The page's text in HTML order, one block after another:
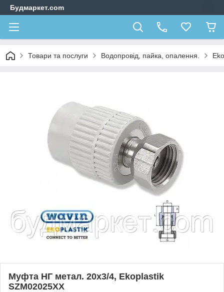
Будмаркет.com
Товари та послуги Водопровід, пайка, опалення.
Муфта НГ метал. 20х3/4, Ekoplastik
SZM02025XX